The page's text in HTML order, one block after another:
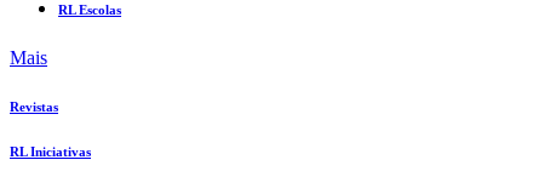
RL Escolas
Mais
Revistas
RL Iniciativas